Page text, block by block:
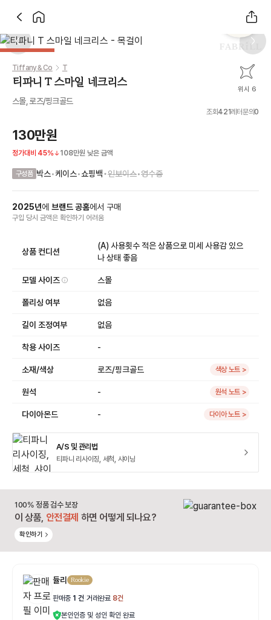
Previous slide
Tiffany & Co T
티파니 T 스마일 네크리스 위시 6
스몰, 로즈/핑크골드
조회421레터문의0
130만원
정가대비 45% 108만원 낮은 금액
구성품 박스•케이스•쇼핑백•인보이스•영수증
2025년에 브랜드 공홈에서 구매
구입 당시 금액은 확인하기 어려움
상품 컨디션
(A) 사용횟수 적은 상품으로 미세 사용감 있으
나 상태 좋음
모델 사이즈 스몰
폴리싱 여부 없음
길이 조정여부 없음
착용 사이즈 -
소재/색상 로즈/핑크골드 색상 노트 >
원석 - 원석 노트 >
다이아몬드 - 다이아 노트 >
A/S 및 관리법
티파니 리사이징, 세척, 샤이닝
100% 정품 검수 보장
이 상품, 안전결제 하면 어떻게 되나요?
확인하기
듈리 Rookie
판매중 1 건 거래완료 8건
본인인증 및 성인 확인 완료